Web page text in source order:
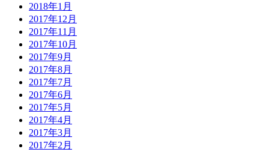
2018年1月
2017年12月
2017年11月
2017年10月
2017年9月
2017年8月
2017年7月
2017年6月
2017年5月
2017年4月
2017年3月
2017年2月